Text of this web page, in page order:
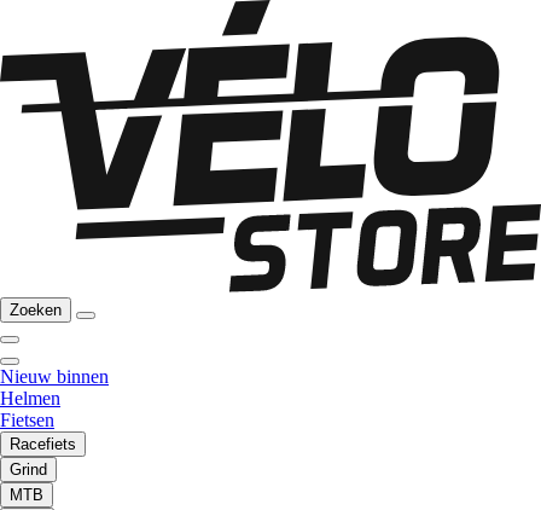
Zoeken
Nieuw binnen
Helmen
Fietsen
Racefiets
Grind
MTB